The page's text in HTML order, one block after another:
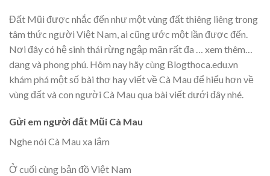
Đất Mũi được nhắc đến như một vùng đất thiêng liêng trong
tâm thức người Việt Nam, ai cũng ước một lần được đến.
Nơi đây có hệ sinh thái rừng ngập mặn rất đa
… xem thêm…
dạng và phong phú. Hôm nay hãy cùng Blogthoca.edu.vn
khám phá một số bài thơ hay viết về Cà Mau để hiểu hơn về
vùng đất và con người Cà Mau qua bài viết dưới đây nhé.
Gửi em người đất Mũi Cà Mau
Nghe nói Cà Mau xa lắm
Ở cuối cùng bản đồ Việt Nam